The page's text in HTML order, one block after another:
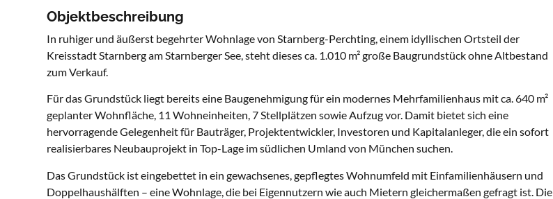
Objektbeschreibung
In ruhiger und äußerst begehrter Wohnlage von Starnberg-Perchting, einem idyllischen Ortsteil der
Kreisstadt Starnberg am Starnberger See, steht dieses ca. 1.010 m² große Baugrundstück ohne Altbestand
zum Verkauf.
Für das Grundstück liegt bereits eine Baugenehmigung für ein modernes Mehrfamilienhaus mit ca. 640 m²
geplanter Wohnfläche, 11 Wohneinheiten, 7 Stellplätzen sowie Aufzug vor. Damit bietet sich eine
hervorragende Gelegenheit für Bauträger, Projektentwickler, Investoren und Kapitalanleger, die ein sofort
realisierbares Neubauprojekt in Top-Lage im südlichen Umland von München suchen.
Das Grundstück ist eingebettet in ein gewachsenes, gepflegtes Wohnumfeld mit Einfamilienhäusern und
Doppelhaushälften – eine Wohnlage, die bei Eigennutzern wie auch Mietern gleichermaßen gefragt ist. Die